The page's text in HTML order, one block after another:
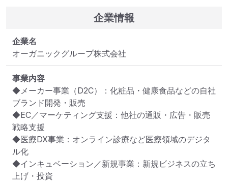
企業情報
企業名
オーガニックグループ株式会社
事業内容
◆メーカー事業（D2C）：化粧品・健康食品などの自社
ブランド開発・販売
◆EC／マーケティング支援：他社の通販・広告・販売
戦略支援
◆医療DX事業：オンライン診療など医療領域のデジタ
ル化
◆インキュベーション／新規事業：新規ビジネスの立ち
上げ・投資